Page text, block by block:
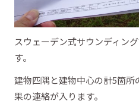
スウェーデン式サウンディン
す。
建物四隅と建物中心の計5箇
果の連絡が入ります。